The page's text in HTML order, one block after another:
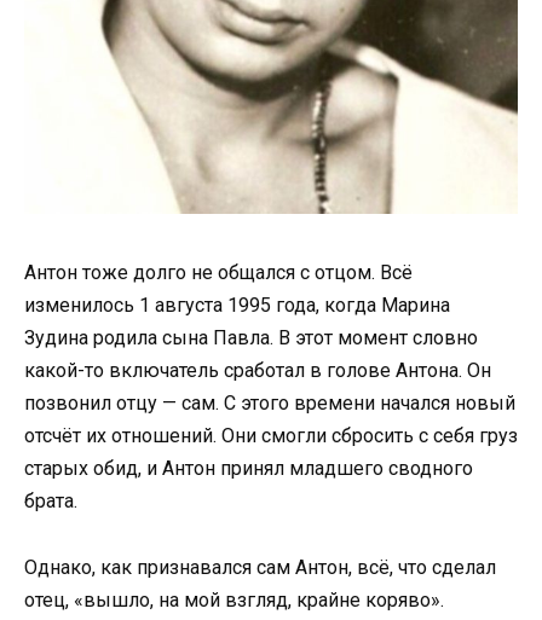
Антон тоже долго не общался с отцом. Всё
изменилось 1 августа 1995 года, когда Марина
Зудина родила сына Павла. В этот момент словно
какой-то включатель сработал в голове Антона. Он
позвонил отцу — сам. С этого времени начался новый
отсчёт их отношений. Они смогли сбросить с себя груз
старых обид, и Антон принял младшего сводного
брата.
Однако, как признавался сам Антон, всё, что сделал
отец, «вышло, на мой взгляд, крайне коряво».